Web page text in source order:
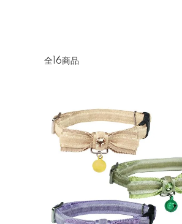
全16商品